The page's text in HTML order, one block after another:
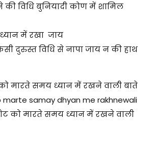
की विधि बुनियादी कोण में शामिल
में रखा जाय
दुरुस्त विधि से नापा जाय न की हाथ
मारते समय ध्यान में रखने वाली बाते
samay dhyan me rakhnewali
को मारते समय ध्यान में रखने वाली